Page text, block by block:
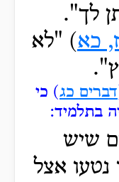
לך".
כא) "לא
דברים כג) כי
בתלמיד:
שיש
נטעו אצל